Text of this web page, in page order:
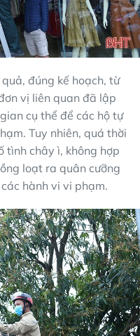
đúng kế hoạch, từ
vị liên quan đã lập
cụ thể để các hộ tự
Tuy nhiên, quá thời
tình chây ì, không hợp
loạt ra quân cưỡng
hành vi vi phạm.